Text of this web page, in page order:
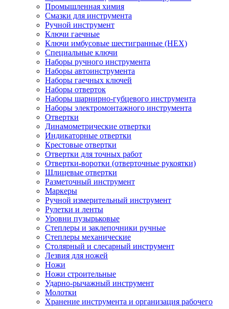
Промышленная химия
Смазки для инструмента
Ручной инструмент
Ключи гаечные
Ключи имбусовые шестигранные (HEX)
Специальные ключи
Наборы ручного инструмента
Наборы автоинструмента
Наборы гаечных ключей
Наборы отверток
Наборы шарнирно-губцевого инструмента
Наборы электромонтажного инструмента
Отвертки
Динамометрические отвертки
Индикаторные отвертки
Крестовые отвертки
Отвертки для точных работ
Отвертки-воротки (отверточные рукоятки)
Шлицевые отвертки
Разметочный инструмент
Маркеры
Ручной измерительный инструмент
Рулетки и ленты
Уровни пузырьковые
Степлеры и заклепочники ручные
Степлеры механические
Столярный и слесарный инструмент
Лезвия для ножей
Ножи
Ножи строительные
Ударно-рычажный инструмент
Молотки
Хранение инструмента и организация рабочего